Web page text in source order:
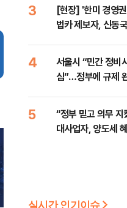
3
[현장] '한미 경영
법카 제보자, 신동
4
서울시 “민간 정비
심”…정부에 규제
5
“정부 믿고 의무
대사업자, 양도세